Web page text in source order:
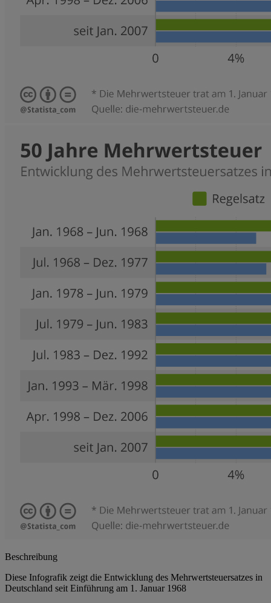
Beschreibung
Diese Infografik zeigt die Entwicklung des Mehrwertsteuersatzes in
Deutschland seit Einführung am 1. Januar 1968